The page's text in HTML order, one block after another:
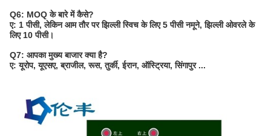
Q6: MOQ के बारे में कैसे?
ए: 1 पीसी, लेकिन आम तौर पर झिल्ली स्विच के लिए 5 पीसी नमूने, झिल्ली ओवरले के
लिए 10 पीसी।
Q7: आपका मुख्य बाजार क्या है?
ए: यूरोप, यूएसए, ब्राजील, रूस, तुर्की, ईरान, ऑस्ट्रिया, सिंगापुर ...